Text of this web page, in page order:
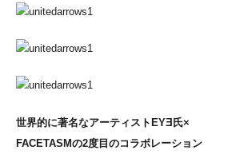
世界的に著名なアーティストEYƎ氏×
FACETASMの2度目のコラボレーション